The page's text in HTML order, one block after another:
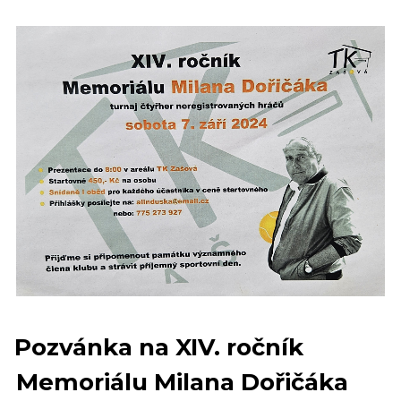
Pozvánka na XIV. ročník
Memoriálu Milana Dořičáka